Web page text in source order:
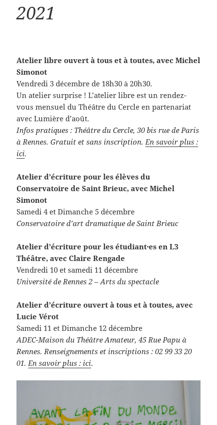
2021
Atelier libreouvert à tous et à toutes, avec Michel
Simonot
Vendredi 3 décembre de 18h30 à 20h30.
Un atelier surprise ! L’atelier libre est un rendez-
vous mensuel du Théâtre du Cercle en partenariat
avec Lumière d’août.
Infos pratiques : Théâtre du Cercle, 30 bis rue de Paris
à Rennes. Gratuit et sans inscription.En savoir plus :
ici.
Atelier d’écriture pour les élèves du
Conservatoire de Saint Brieuc, avec Michel
Simonot
Samedi 4 et Dimanche 5 décembre
Conservatoire d’art dramatique de Saint Brieuc
Atelier d’écriture pour les étudiant·es en L3
Théâtre, avec Claire Rengade
Vendredi 10 et samedi 11 décembre
Université de Rennes 2 – Arts du spectacle
Atelier d’écriture ouvert à tous et à toutes, avec
Lucie Vérot
Samedi 11 et Dimanche 12 décembre
ADEC-Maison du Théâtre Amateur, 45 Rue Papu à
Rennes. Renseignements et inscriptions : 02 99 33 20
01.En savoir plus : ici.